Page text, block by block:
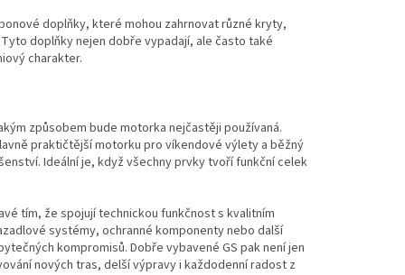
doplňky, které mohou zahrnovat různé kryty,
doplňky nejen dobře vypadají, ale často také
charakter.
způsobem bude motorka nejčastěji používaná.
praktičtější motorku pro víkendové výlety a běžný
Ideální je, když všechny prvky tvoří funkční celek
tím, že spojují technickou funkčnost s kvalitním
systémy, ochranné komponenty nebo další
kompromisů. Dobře vybavené GS pak není jen
nových tras, delší výpravy i každodenní radost z